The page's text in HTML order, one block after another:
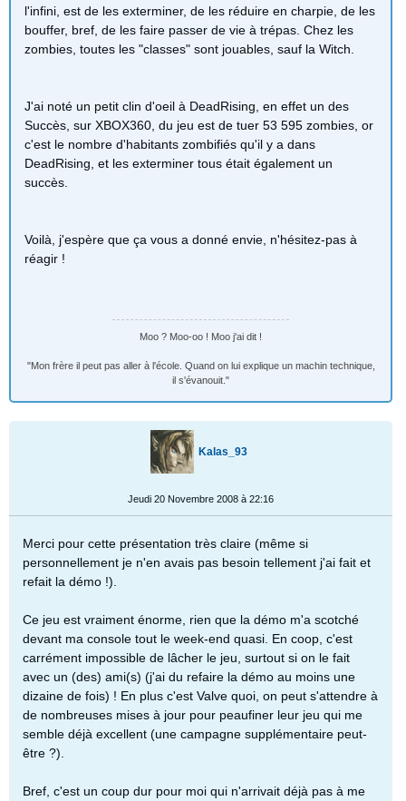
l'infini, est de les exterminer, de les réduire en charpie, de les
bouffer, bref, de les faire passer de vie à trépas. Chez les
zombies, toutes les "classes" sont jouables, sauf la Witch.
J'ai noté un petit clin d'oeil à DeadRising, en effet un des
Succès, sur XBOX360, du jeu est de tuer 53 595 zombies, or
c'est le nombre d'habitants zombifiés qu'il y a dans
DeadRising, et les exterminer tous était également un
succès.
Voilà, j'espère que ça vous a donné envie, n'hésitez-pas à
réagir !
Moo ? Moo-oo ! Moo j'ai dit !
"Mon frère il peut pas aller à l'école. Quand on lui explique un machin technique,
il s'évanouit."
Kalas_93
Jeudi 20 Novembre 2008 à 22:16
Merci pour cette présentation très claire (même si
personnellement je n'en avais pas besoin tellement j'ai fait et
refait la démo !).
Ce jeu est vraiment énorme, rien que la démo m'a scotché
devant ma console tout le week-end quasi. En coop, c'est
carrément impossible de lâcher le jeu, surtout si on le fait
avec un (des) ami(s) (j'ai du refaire la démo au moins une
dizaine de fois) ! En plus c'est Valve quoi, on peut s'attendre à
de nombreuses mises à jour pour peaufiner leur jeu qui me
semble déjà excellent (une campagne supplémentaire peut-
être ?).
Bref, c'est un coup dur pour moi qui n'arrivait déjà pas à me